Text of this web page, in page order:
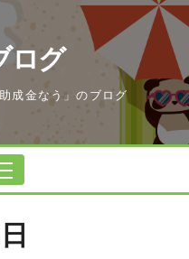
ログ
成金なう」のブログ